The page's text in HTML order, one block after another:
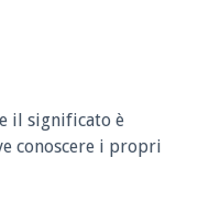
il significato è
conoscere i propri